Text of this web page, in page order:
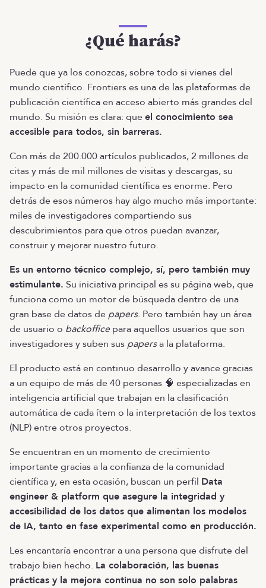
¿Qué harás?
Puede que ya los conozcas, sobre todo si vienes del
mundo científico. Frontiers es una de las plataformas de
publicación científica en acceso abierto más grandes del
mundo. Su misión es clara: queel conocimiento sea
accesible para todos, sin barreras.
Con más de 200.000 artículos publicados, 2 millones de
citas y más de mil millones de visitas y descargas, su
impacto en la comunidad científica es enorme. Pero
detrás de esos números hay algo mucho más importante:
miles de investigadores compartiendo sus
descubrimientos para que otros puedan avanzar,
construir y mejorar nuestro futuro.
Es un entorno técnico complejo, sí, pero también muy
estimulante. Su iniciativa principal es su página web, que
funciona como un motor de búsqueda dentro de una
gran base de datos de papers. Pero también hay un área
de usuario o backofficepara aquellos usuarios que son
investigadores y suben sus papersa la plataforma.
El producto está en continuo desarrollo y avance gracias
a un equipo de más de 40 personas 🧠 especializadas en
inteligencia artificial que trabajan en la clasificación
automática de cada ítem o la interpretación de los textos
(NLP) entre otros proyectos.
Se encuentran en un momento de crecimiento
importante gracias a la confianza de la comunidad
científica y, en esta ocasión, buscan un perfil Data
engineer & platform que asegure la integridad y
accesibilidad de los datos que alimentan los modelos
de IA, tanto en fase experimental como en producción.
Les encantaría encontrar a una persona que disfrute del
trabajo bien hecho. La colaboración, las buenas
prácticas y la mejora continua no son solo palabras